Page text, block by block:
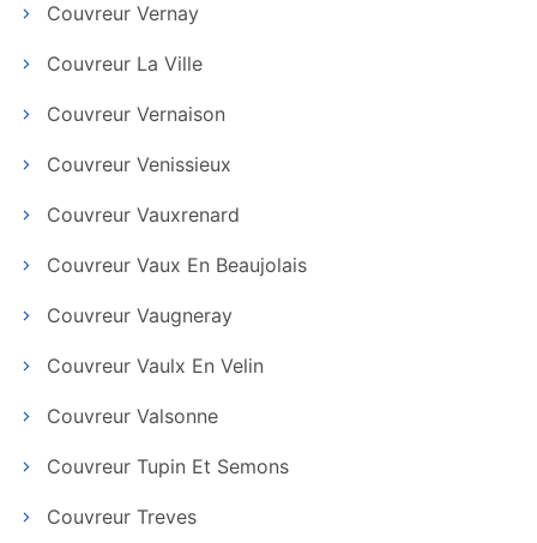
Couvreur Vernay
Couvreur La Ville
Couvreur Vernaison
Couvreur Venissieux
Couvreur Vauxrenard
Couvreur Vaux En Beaujolais
Couvreur Vaugneray
Couvreur Vaulx En Velin
Couvreur Valsonne
Couvreur Tupin Et Semons
Couvreur Treves